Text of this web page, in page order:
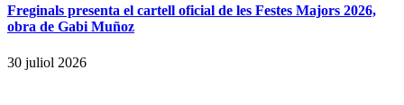
Freginals presenta el cartell oficial de les Festes Majors 2026,
obra de Gabi Muñoz
30 juliol 2026